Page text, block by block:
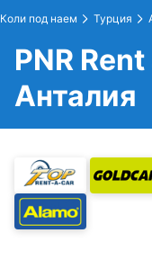
Коли под наем Турция
PNR
Анталия